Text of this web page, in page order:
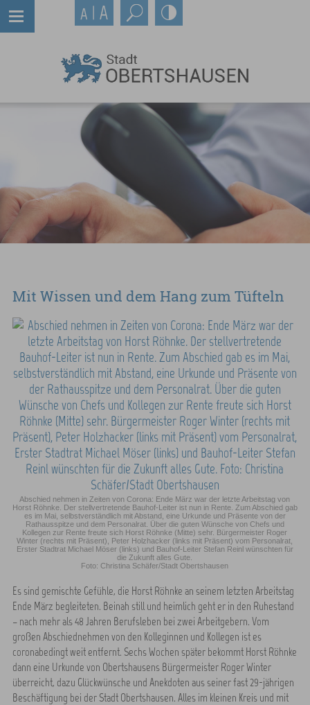
Mit Wissen und dem Hang zum Tüfteln
Abschied nehmen in Zeiten von Corona: Ende März war der letzte Arbeitstag von
Horst Röhnke. Der stellvertretende Bauhof-Leiter ist nun in Rente. Zum Abschied gab
es im Mai, selbstverständlich mit Abstand, eine Urkunde und Präsente von der
Rathausspitze und dem Personalrat. Über die guten Wünsche von Chefs und
Kollegen zur Rente freute sich Horst Röhnke (Mitte) sehr. Bürgermeister Roger
Winter (rechts mit Präsent), Peter Holzhacker (links mit Präsent) vom Personalrat,
Erster Stadtrat Michael Möser (links) und Bauhof-Leiter Stefan Reinl wünschten für
die Zukunft alles Gute.
Foto: Christina Schäfer/Stadt Obertshausen
Es sind gemischte Gefühle, die Horst Röhnke an seinem letzten Arbeitstag
Ende März begleiteten. Beinah still und heimlich geht er in den Ruhestand
– nach mehr als 48 Jahren Berufsleben bei zwei Arbeitgebern. Vom
großen Abschiednehmen von den Kolleginnen und Kollegen ist es
coronabedingt weit entfernt. Sechs Wochen später bekommt Horst Röhnke
dann eine Urkunde von Obertshausens Bürgermeister Roger Winter
überreicht, dazu Glückwünsche und Anekdoten aus seiner fast 29-jährigen
Beschäftigung bei der Stadt Obertshausen. Alles im kleinen Kreis und mit